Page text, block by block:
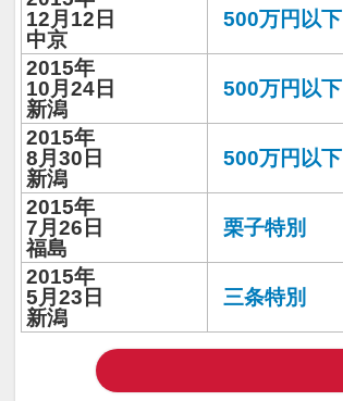
12月12日
中京
500万円以下
2015年
10月24日
新潟
500万円以下
2015年
8月30日
新潟
500万円以下
2015年
7月26日
福島
栗子特別
2015年
5月23日
新潟
三条特別